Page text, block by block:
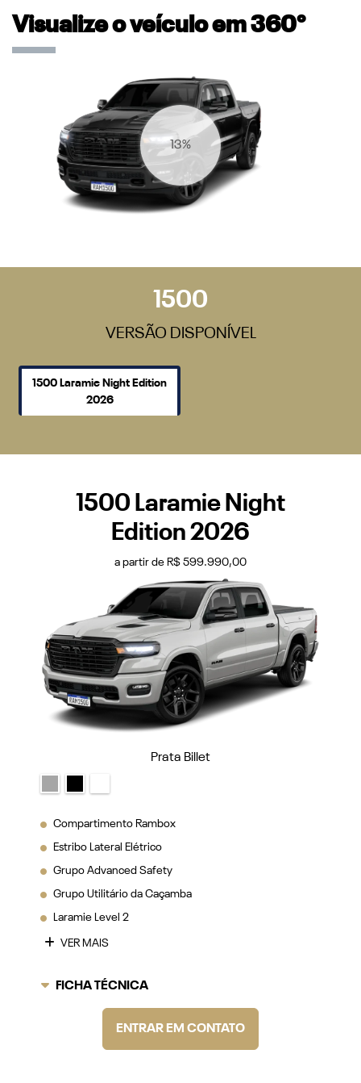
Visualize o veículo em 360°
17%
1500
VERSÃO DISPONÍVEL
1500 Laramie Night Edition
2026
1500 Laramie Night
Edition 2026
a partir de R$ 599.990,00
Prata Billet
Compartimento Rambox
Estribo Lateral Elétrico
Grupo Advanced Safety
Grupo Utilitário da Caçamba
Laramie Level 2
VER MAIS
FICHA TÉCNICA
ENTRAR EM CONTATO